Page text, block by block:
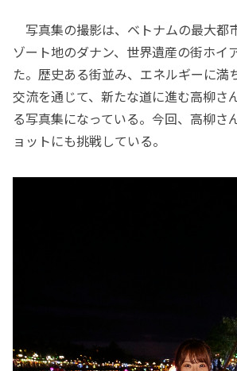
写真集の撮影は、ベトナムの最大都
ゾート地のダナン、世界遺産の街ホイ
た。歴史ある街並み、エネルギーに満
交流を通じて、新たな道に進む高柳さ
る写真集になっている。今回、高柳さ
ョットにも挑戦している。